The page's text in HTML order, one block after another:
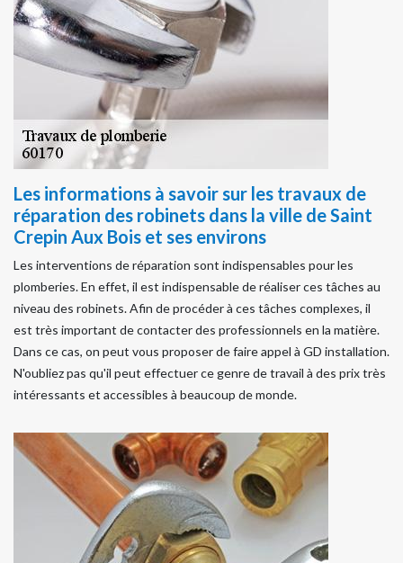
Les informations à savoir sur les travaux de
réparation des robinets dans la ville de Saint
Crepin Aux Bois et ses environs
Les interventions de réparation sont indispensables pour les
plomberies. En effet, il est indispensable de réaliser ces tâches au
niveau des robinets. Afin de procéder à ces tâches complexes, il
est très important de contacter des professionnels en la matière.
Dans ce cas, on peut vous proposer de faire appel à GD installation.
N'oubliez pas qu'il peut effectuer ce genre de travail à des prix très
intéressants et accessibles à beaucoup de monde.